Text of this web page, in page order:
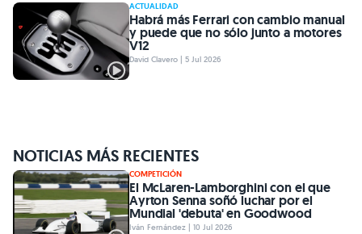
ACTUALIDAD
Habrá más Ferrari con cambio manual
y puede que no sólo junto a motores
V12
David Clavero | 5 Jul 2026
NOTICIAS MÁS RECIENTES
COMPETICIÓN
El McLaren-Lamborghini con el que
Ayrton Senna soñó luchar por el
Mundial 'debuta' en Goodwood
Iván Fernández | 10 Jul 2026